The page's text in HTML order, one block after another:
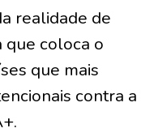
realidade de
que coloca o
que mais
contra a